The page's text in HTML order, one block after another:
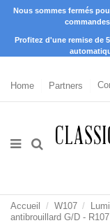
Nous sommes fermés
Profitez d'une remise de
Home Partners
Accueil W107
antibrouillard G/D -